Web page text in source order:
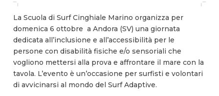
La Scuola di Surf Cinghiale Marino organizza per
domenica 6 ottobre a Andora (SV) una giornata
dedicata all’inclusione e all’accessibilità per le
persone con disabilità fisiche e/o sensoriali che
vogliono mettersi alla prova e affrontare il mare con la
tavola. L’evento è un’occasione per surfisti e volontari
di avvicinarsi al mondo del Surf Adaptive.